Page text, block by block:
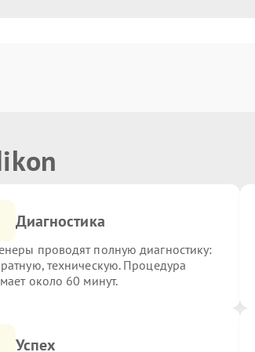
Диагностика
проводят полную диагностику:
техническую. Процедура
около 60 минут.
Успех